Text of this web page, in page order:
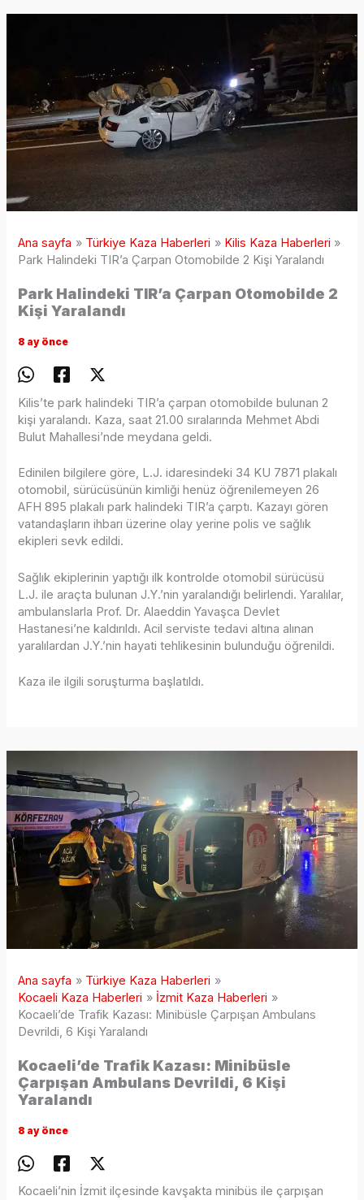
Ana sayfa Türkiye Kaza Haberleri
Kilis Kaza Haberleri
Park Halindeki TIR’a Çarpan Otomobilde 2 Kişi Yaralandı
Park Halindeki TIR’a Çarpan Otomobilde 2
Kişi Yaralandı
8 ay önce
Kilis’te park halindeki TIR’a çarpan otomobilde bulunan 2
kişi yaralandı. Kaza, saat 21.00 sıralarında Mehmet Abdi
Bulut Mahallesi’nde meydana geldi.
Edinilen bilgilere göre, L.J. idaresindeki 34 KU 7871 plakalı
otomobil, sürücüsünün kimliği henüz öğrenilemeyen 26
AFH 895 plakalı park halindeki TIR’a çarptı. Kazayı gören
vatandaşların ihbarı üzerine olay yerine polis ve sağlık
ekipleri sevk edildi.
Sağlık ekiplerinin yaptığı ilk kontrolde otomobil sürücüsü
L.J. ile araçta bulunan J.Y.’nin yaralandığı belirlendi. Yaralılar,
ambulanslarla Prof. Dr. Alaeddin Yavaşca Devlet
Hastanesi’ne kaldırıldı. Acil serviste tedavi altına alınan
yaralılardan J.Y.’nin hayati tehlikesinin bulunduğu öğrenildi.
Kaza ile ilgili soruşturma başlatıldı.
Ana sayfa
Türkiye Kaza Haberleri
Kocaeli Kaza Haberleri
İzmit Kaza Haberleri
Kocaeli’de Trafik Kazası: Minibüsle Çarpışan Ambulans
Devrildi, 6 Kişi Yaralandı
Kocaeli’de Trafik Kazası: Minibüsle
Çarpışan Ambulans Devrildi, 6 Kişi
Yaralandı
8 ay önce
Kocaeli’nin İzmit ilçesinde kavşakta minibüs ile çarpışan